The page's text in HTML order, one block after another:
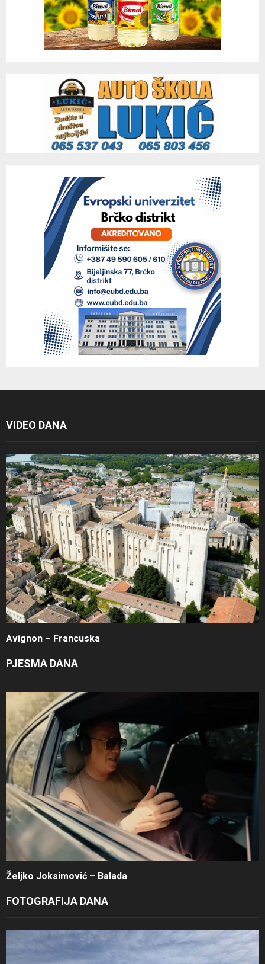
VIDEO DANA
Avignon – Francuska
PJESMA DANA
Željko Joksimović – Balada
FOTOGRAFIJA DANA